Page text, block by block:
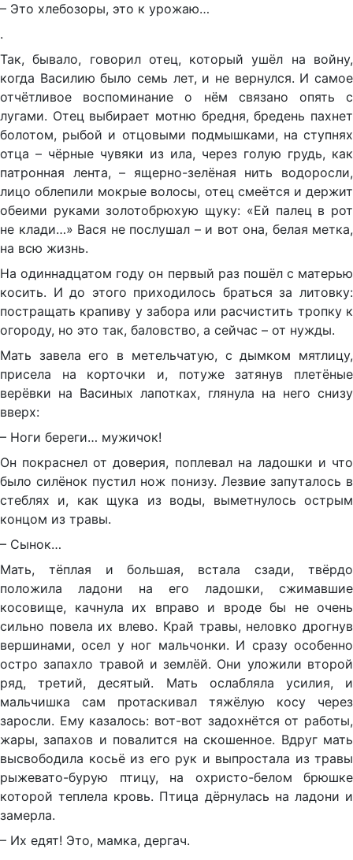
– Это хлебозоры, это к урожаю…
.
Так, бывало, говорил отец, который ушёл на войну,
когда Василию было семь лет, и не вернулся. И самое
отчётливое воспоминание о нём связано опять с
лугами. Отец выбирает мотню бредня, бредень пахнет
болотом, рыбой и отцовыми подмышками, на ступнях
отца – чёрные чувяки из ила, через голую грудь, как
патронная лента, – ящерно-зелёная нить водоросли,
лицо облепили мокрые волосы, отец смеётся и держит
обеими руками золотобрюхую щуку: «Ей палец в рот
не клади…» Вася не послушал – и вот она, белая метка,
на всю жизнь.
На одиннадцатом году он первый раз пошёл с матерью
косить. И до этого приходилось браться за литовку:
постращать крапиву у забора или расчистить тропку к
огороду, но это так, баловство, а сейчас – от нужды.
Мать завела его в метельчатую, с дымком мятлицу,
присела на корточки и, потуже затянув плетёные
верёвки на Васиных лапотках, глянула на него снизу
вверх:
– Ноги береги… мужичок!
Он покраснел от доверия, поплевал на ладошки и что
было силёнок пустил нож понизу. Лезвие запуталось в
стеблях и, как щука из воды, выметнулось острым
концом из травы.
– Сынок…
Мать, тёплая и большая, встала сзади, твёрдо
положила ладони на его ладошки, сжимавшие
косовище, качнула их вправо и вроде бы не очень
сильно повела их влево. Край травы, неловко дрогнув
вершинами, осел у ног мальчонки. И сразу особенно
остро запахло травой и землёй. Они уложили второй
ряд, третий, десятый. Мать ослабляла усилия, и
мальчишка сам протаскивал тяжёлую косу через
заросли. Ему казалось: вот-вот задохнётся от работы,
жары, запахов и повалится на скошенное. Вдруг мать
высвободила косьё из его рук и выпростала из травы
рыжевато-бурую птицу, на охристо-белом брюшке
которой теплела кровь. Птица дёрнулась на ладони и
замерла.
– Их едят! Это, мамка, дергач.